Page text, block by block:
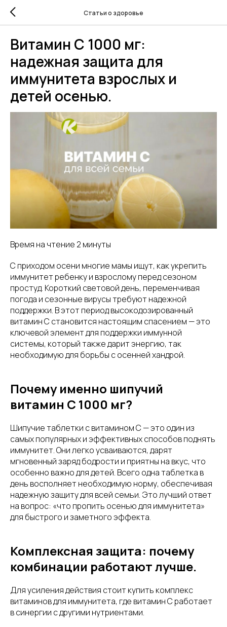
Статьи о здоровье
Витамин С 1000 мг:
надежная защита для
иммунитета взрослых и
детей осенью.
Время на чтение 2 минуты
С приходом осени многие мамы ищут, как укрепить
иммунитет ребенку и взрослому перед сезоном
простуд. Короткий световой день, переменчивая
погода и сезонные вирусы требуют надежной
поддержки. В этот период высокодозированный
витамин С становится настоящим спасением — это
ключевой элемент для поддержки иммунной
системы, который также дарит энергию, так
необходимую для борьбы с осенней хандрой.
Почему именно шипучий
витамин С 1000 мг?
Шипучие таблетки с витамином С — это один из
самых популярных и эффективных способов поднять
иммунитет. Они легко усваиваются, дарят
мгновенный заряд бодрости и приятны на вкус, что
особенно важно для детей. Всего одна таблетка в
день восполняет необходимую норму, обеспечивая
надежную защиту для всей семьи. Это лучший ответ
на вопрос: «что пропить осенью для иммунитета»
для быстрого и заметного эффекта.
Комплексная защита: почему
комбинации работают лучше.
Для усиления действия стоит купить комплекс
витаминов для иммунитета, где витамин С работает
в синергии с другими нутриентами.